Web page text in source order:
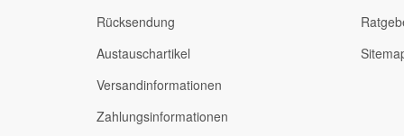
Rücksendung
Austauschartikel
Versandinformationen
Zahlungsinformationen